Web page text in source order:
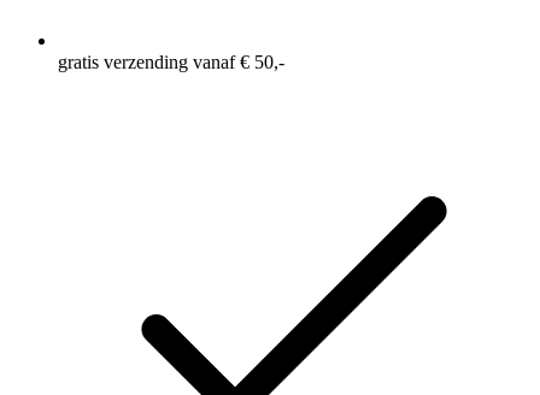
gratis verzending vanaf € 50,-